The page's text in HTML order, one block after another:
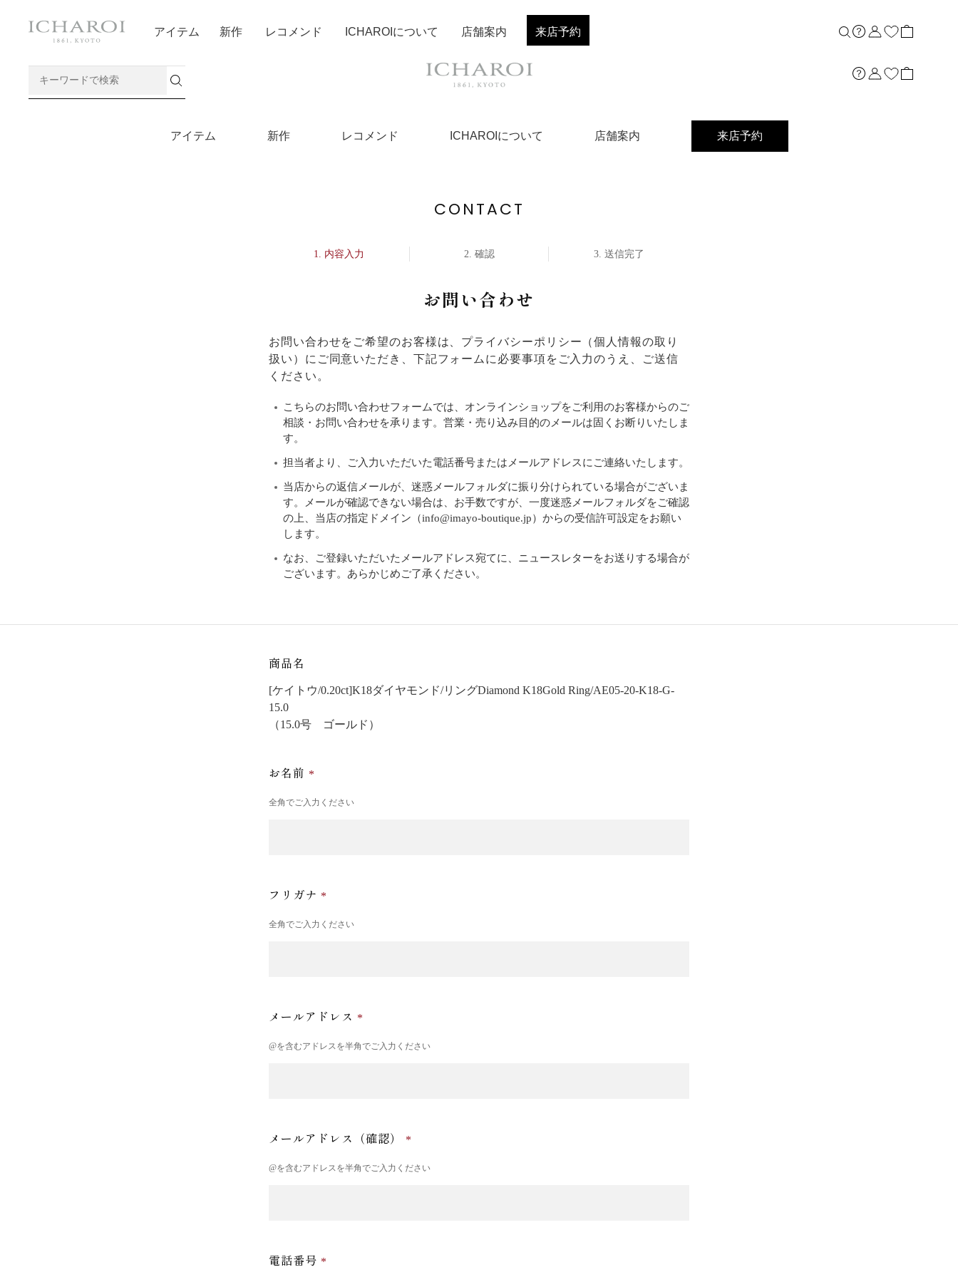
店舗案内
アイテム 新作 レコメンド ICHAROIについて 店舗案内 来店予約
アイテム 新作 レコメンド ICHAROIについて 店舗案内 来店予約
CONTACT
内容入力 確認 送信完了
お問い合わせ
お問い合わせをご希望のお客様は、 プライバシーポリシー （個人情報の取り
扱い）にご同意いただき、下記フォームに必要事項をご入力のうえ、ご送信
ください。
こちらのお問い合わせフォームでは、オンラインショップをご利用のお客様からのご
相談・お問い合わせを承ります。営業・売り込み目的のメールは固くお断りいたしま
す。
担当者より、ご入力いただいた電話番号またはメールアドレスにご連絡いたします。
当店からの返信メールが、迷惑メールフォルダに振り分けられている場合がございま
す。メールが確認できない場合は、お手数ですが、一度迷惑メールフォルダをご確認
の上、当店の指定ドメイン（info@imayo-boutique.jp）からの受信許可設定をお願い
します。
なお、ご登録いただいたメールアドレス宛てに、ニュースレターをお送りする場合が
ございます。あらかじめご了承ください。
商品名
[ケイトウ/0.20ct]K18ダイヤモンド/リングDiamond K18Gold Ring/AE05-20-K18-G-
15.0
（15.0号 ゴールド）
お名前
全角でご入力ください
フリガナ
全角でご入力ください
メールアドレス
@を含むアドレスを半角でご入力ください
メールアドレス（確認）
@を含むアドレスを半角でご入力ください
電話番号